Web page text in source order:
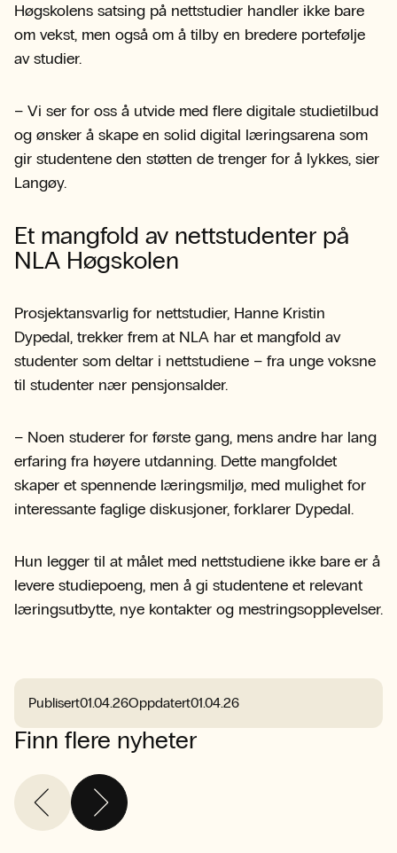
Høgskolens satsing på nettstudier handler ikke bare
om vekst, men også om å tilby en bredere portefølje
av studier.
– Vi ser for oss å utvide med flere digitale studietilbud
og ønsker å skape en solid digital læringsarena som
gir studentene den støtten de trenger for å lykkes, sier
Langøy.
Et mangfold av nettstudenter på
NLA Høgskolen
Prosjektansvarlig for nettstudier, Hanne Kristin
Dypedal, trekker frem at NLA har et mangfold av
studenter som deltar i nettstudiene – fra unge voksne
til studenter nær pensjonsalder.
– Noen studerer for første gang, mens andre har lang
erfaring fra høyere utdanning. Dette mangfoldet
skaper et spennende læringsmiljø, med mulighet for
interessante faglige diskusjoner, forklarer Dypedal.
Hun legger til at målet med nettstudiene ikke bare er å
levere studiepoeng, men å gi studentene et relevant
læringsutbytte, nye kontakter og mestringsopplevelser.
Publisert01.04.26Oppdatert01.04.26
Finn flere nyheter